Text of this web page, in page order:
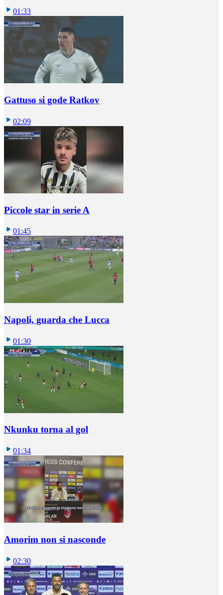
01:33
Gattuso si gode Ratkov
02:09
Piccole star in serie A
01:45
Napoli, guarda che Lucca
01:30
Nkunku torna al gol
01:34
Amorim non si nasconde
02:30